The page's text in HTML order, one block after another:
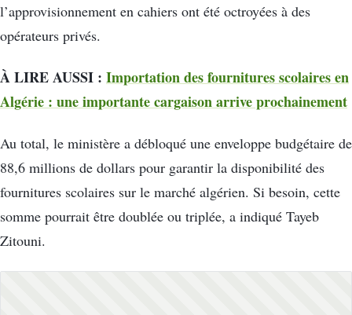
l’approvisionnement en cahiers ont été octroyées à des
opérateurs privés.
À LIRE AUSSI : Importation des fournitures scolaires en
Algérie : une importante cargaison arrive prochainement
Au total, le ministère a débloqué une enveloppe budgétaire de
88,6 millions de dollars pour garantir la disponibilité des
fournitures scolaires sur le marché algérien. Si besoin, cette
somme pourrait être doublée ou triplée, a indiqué Tayeb
Zitouni.